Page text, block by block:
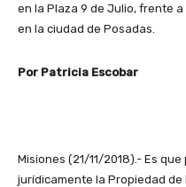
en la Plaza 9 de Julio, frente
en la ciudad de Posadas.
Por Patricia Escobar
Misiones (21/11/2018).- Es
jurídicamente la Propiedad